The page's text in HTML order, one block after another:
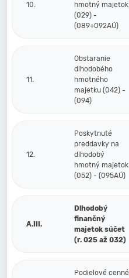
10.
hmotný majetok
(029) -
(089+092AÚ)
11.
Obstaranie
dlhodobého
hmotného
majetku (042) -
(094)
12.
Poskytnuté
preddavky na
dlhodobý
hmotný majetok
(052) - (095AÚ)
A.III.
Dlhodobý
finančný
majetok súčet
(r. 025 až 032)
Podielové cenné